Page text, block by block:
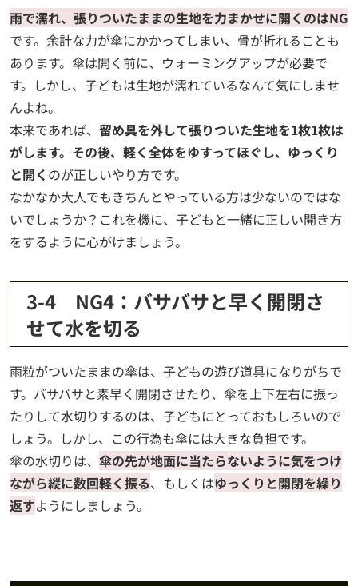
雨で濡れ、張りついたままの生地を力まかせに開くのはNG
です。余計な力が傘にかかってしまい、骨が折れることも
あります。傘は開く前に、ウォーミングアップが必要で
す。しかし、子どもは生地が濡れているなんて気にしませ
んよね。
本来であれば、 留め具を外して張りついた生地を1枚1枚は
がします。その後、軽く全体をゆすってほぐし、ゆっくり
と開く のが正しいやり方です。
なかなか大人でもきちんとやっている方は少ないのではな
いでしょうか？これを機に、子どもと一緒に正しい開き方
をするように心がけましょう。
3-4 NG4：バサバサと早く開閉さ
せて水を切る
雨粒がついたままの傘は、子どもの遊び道具になりがちで
す。バサバサと素早く開閉させたり、傘を上下左右に振っ
たりして水切りするのは、子どもにとっておもしろいので
しょう。しかし、この行為も傘には大きな負担です。
傘の水切りは、 傘の先が地面に当たらないように気をつけ
ながら縦に数回軽く振る、もしくはゆっくりと開閉を繰り
返すようにしましょう。